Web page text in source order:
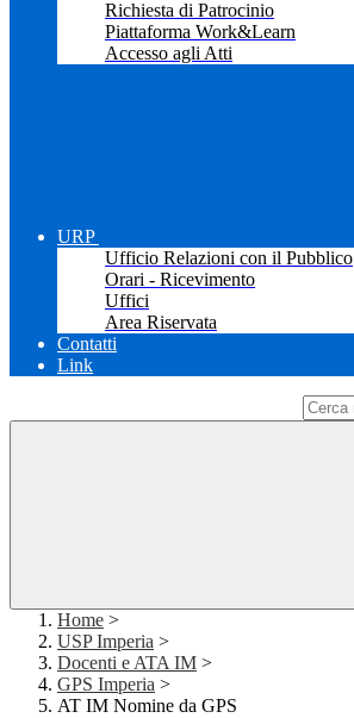
Richiesta di Patrocinio
Piattaforma Work&Learn
Accesso agli Atti
URP
Ufficio Relazioni con il Pubblico
Orari - Ricevimento
Uffici
Area Riservata
Contatti
Link
Home >
USP Imperia >
Docenti e ATA IM >
GPS Imperia >
AT IM Nomine da GPS